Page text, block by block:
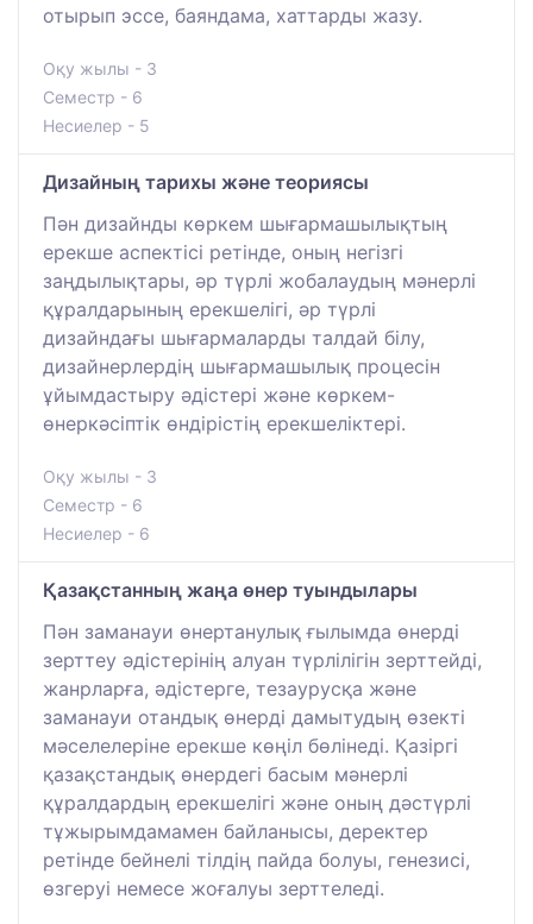
отырып эссе, баяндама, хаттарды жазу.
Оқу жылы - 3
Семестр - 6
Несиелер - 5
Дизайның тарихы және теориясы
Пән дизайнды көркем шығармашылықтың
ерекше аспектісі ретінде, оның негізгі
заңдылықтары, әр түрлі жобалаудың мәнерлі
құралдарының ерекшелігі, әр түрлі
дизайндағы шығармаларды талдай білу,
дизайнерлердің шығармашылық процесін
ұйымдастыру әдістері және көркем-
өнеркәсіптік өндірістің ерекшеліктері.
Оқу жылы - 3
Семестр - 6
Несиелер - 6
Қазақстанның жаңа өнер туындылары
Пән заманауи өнертанулық ғылымда өнерді
зерттеу әдістерінің алуан түрлілігін зерттейді,
жанрларға, әдістерге, тезаурусқа және
заманауи отандық өнерді дамытудың өзекті
мәселелеріне ерекше көңіл бөлінеді. Қазіргі
қазақстандық өнердегі басым мәнерлі
құралдардың ерекшелігі және оның дәстүрлі
тұжырымдамамен байланысы, деректер
ретінде бейнелі тілдің пайда болуы, генезисі,
өзгеруі немесе жоғалуы зерттеледі.